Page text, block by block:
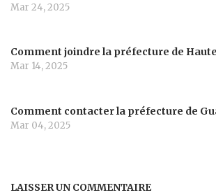
Mar 24, 2025
Comment joindre la préfecture de
Mar 14, 2025
Comment contacter la préfecture de
Mar 04, 2025
LAISSER UN COMMENTAIRE